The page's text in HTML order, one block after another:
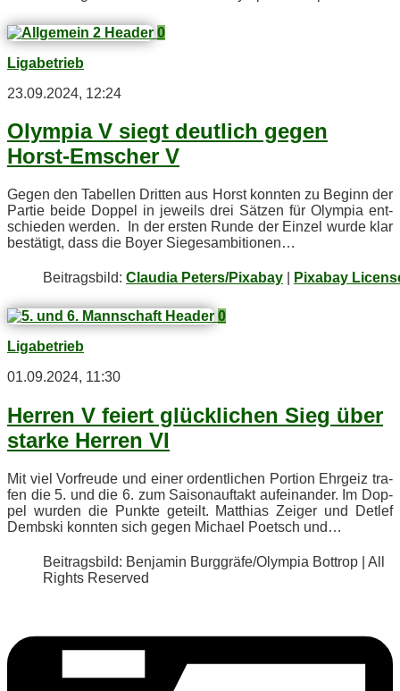
0
Ligabetrieb
23.09.2024, 12:24
Olym­pia V siegt deut­lich ge­gen
Horst-Em­scher V
Ge­gen den Ta­bel­len Drit­ten aus Horst konn­ten zu Be­ginn der
Par­tie bei­de Dop­pel in je­weils drei Sät­zen für Olym­pia ent­
schie­den wer­den. In der ers­ten Run­de der Ein­zel wur­de klar
be­stä­tigt, dass die Boy­er Siegesambitionen…
Bei­trags­bild: Claudia Peters/Pixabay Pixabay
0
Ligabetrieb
01.09.2024, 11:30
Her­ren V fei­ert glück­li­chen Sieg über
star­ke Her­ren VI
Mit viel Vor­freu­de und ei­ner or­dent­li­chen Por­ti­on Ehr­geiz tra­
fen die 5. und die 6. zum Sai­son­auf­takt auf­ein­an­der. Im Dop­
pel wur­den die Punk­te ge­teilt. Mat­thi­as Zei­ger und Det­lef
Demb­ski konn­ten sich ge­gen Mi­cha­el Po­etsch und…
Bei­trags­bild: Ben­ja­min Burggräfe/​Olympia Bot­trop | All
Rights Reserved